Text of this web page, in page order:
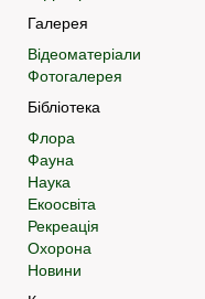
Галерея
Відеоматеріали
Фотогалерея
Бібліотека
Флора
Фауна
Наука
Екоосвіта
Рекреація
Охорона
Новини